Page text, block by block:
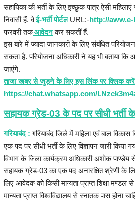
सहायिका की भर्ती के लिए इच्छुक पात्र ऐसी महिलाएं
निवासी हैं. वेई-भर्ती पोर्टलURL:-http://
फरवरी तकआवेदनकर सकतीं हैं.
इस बारे में ज्यादा जानकारी के लिए संबंधित
सकता है. परियोजना अधिकारी ने यह भी बताया कि
जाएंगे.
ताजा खबर से जुड़ने के लिए इस लिंक पर क्लिक करें
https://chat.whatsapp.com/
सहायक ग्रेड-03 के पद पर सीधी भर्ती के
गरियाबंद : गरियाबंद जिले में महिला एवं बाल विकास
एक पद पर सीधी भर्ती के लिए विज्ञापन जारी किया
विभाग के जिला कार्यक्रम अधिकारी अशोक पाण्डेय
सहायक ग्रेड-03 का एक पद अनारक्षित श्रेणी के
लिए आवेदक को किसी मान्यता प्राप्त शिक्षा
मान्यता प्राप्त विश्वविद्यालय से स्नातक पास होना